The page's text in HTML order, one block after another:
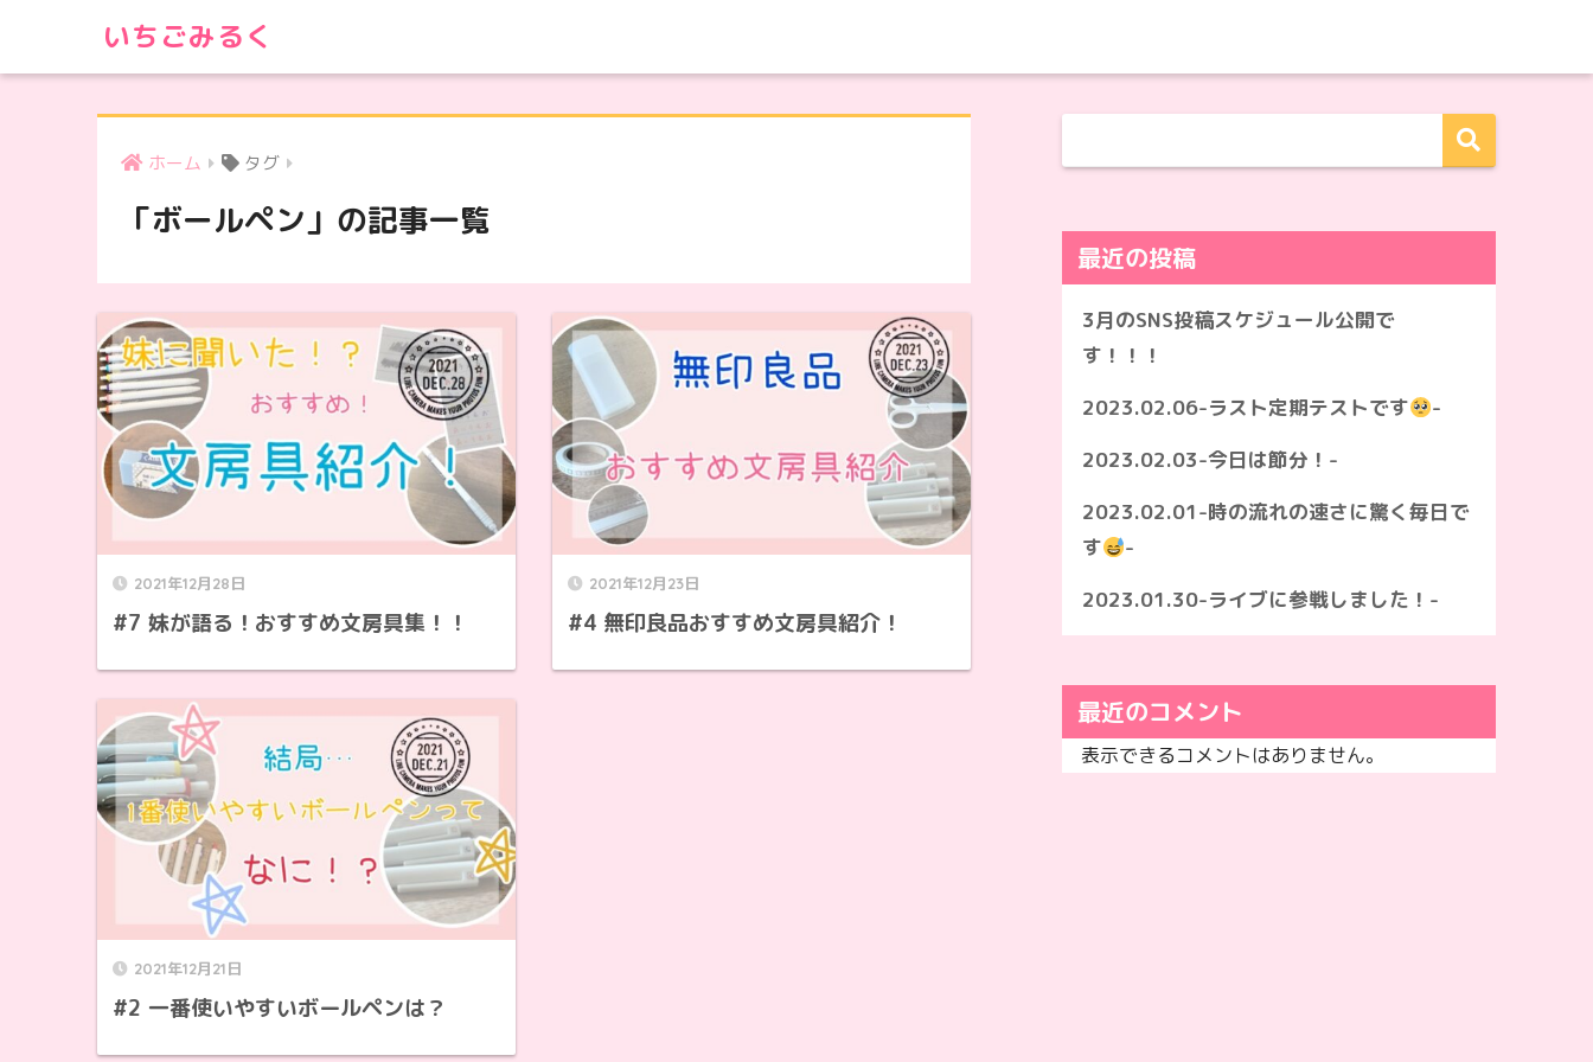
いちごみるく
ホーム タグ
「ボールペン」の記事一覧
2021年12月28日
#7 妹が語る！おすすめ文房具集！！
2021年12月23日
#4 無印良品おすすめ文房具紹介！
2021年12月21日
#2 一番使いやすいボールペンは？
最近の投稿
3月のSNS投稿スケジュール公開で
す！！！
2023.02.06-ラスト定期テストです
-
2023.02.03-今日は節分！-
2023.02.01-時の流れの速さに驚く毎日で
す
-
2023.01.30-ライブに参戦しました！-
最近のコメント
表示できるコメントはありません。